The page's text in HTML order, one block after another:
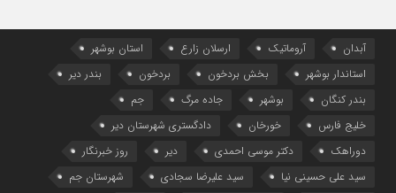
آبدان آروماتیک ارسلان زارع
استان بوشهر
استاندار بوشهر
بخش بردخون بردخون
بندر دیر
بندر کنگان
بوشهر جاده مرگ
جم
خلیج فارس
خورخان
دادگستری شهرستان دیر
دوراهک
دکتر موسی احمدی دیر
روز خبرنگار
سید علی حسینی نیا
سید علیرضا سجادی
شهرستان جم